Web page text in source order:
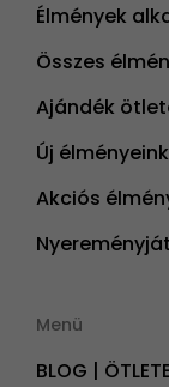
Élmények
Összes
Ajándék
Új élményeink
Akciós
Menü
BLOG |